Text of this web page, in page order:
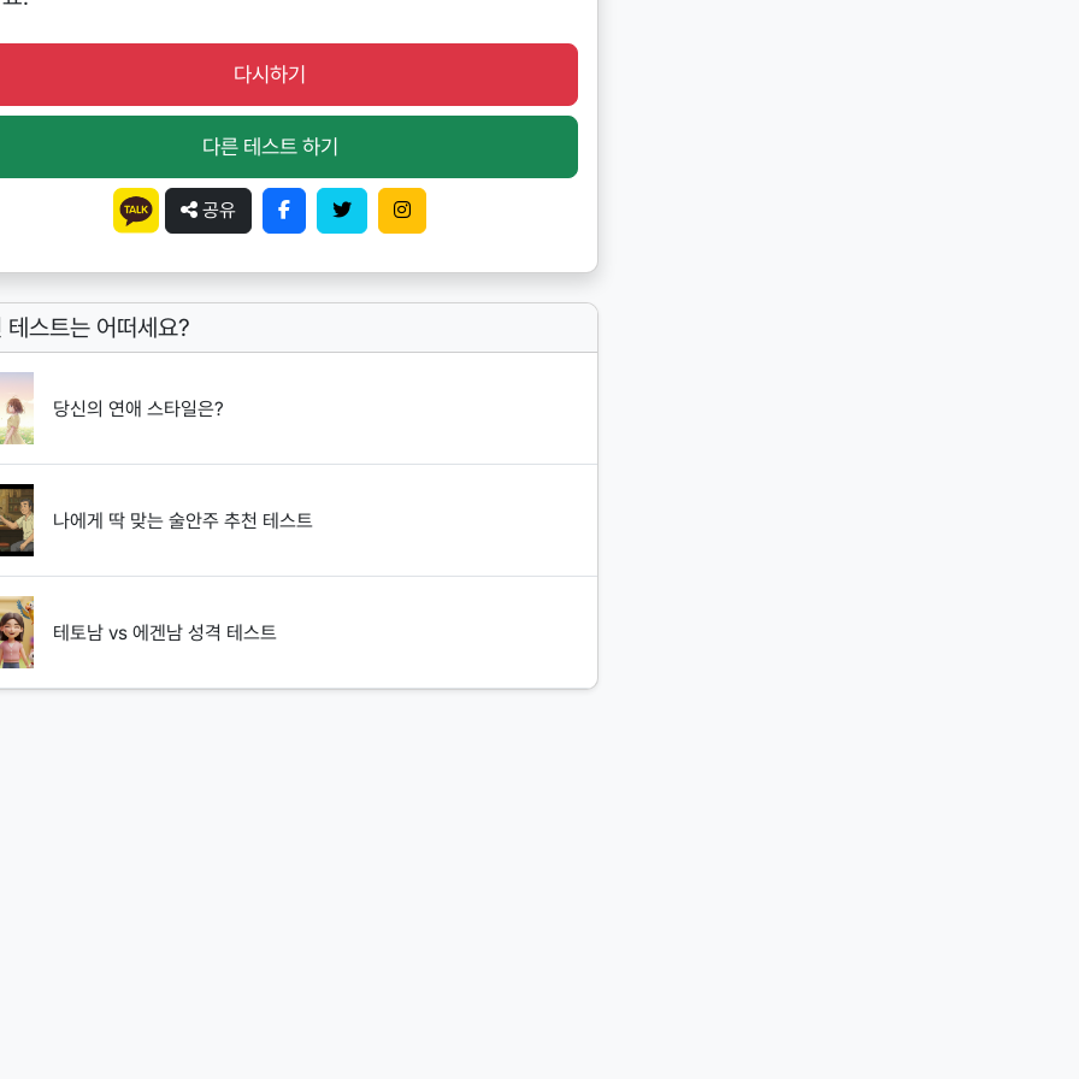
다시하기
다른 테스트 하기
공유
테스트는 어떠세요?
당신의 연애 스타일은?
나에게 딱 맞는 술안주 추천 테스트
테토남 vs 에겐남 성격 테스트